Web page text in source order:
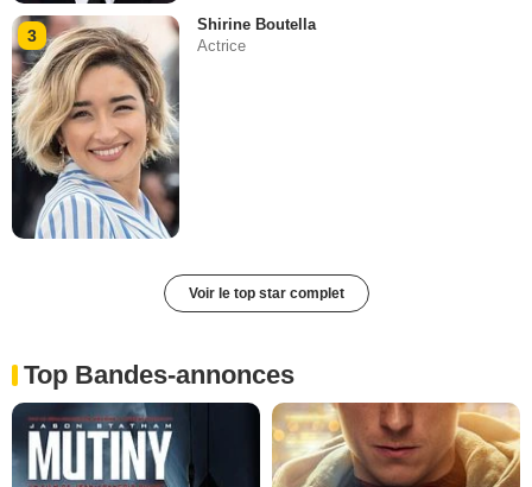
3
Shirine Boutella
Actrice
Voir le top star complet
Top Bandes-annonces